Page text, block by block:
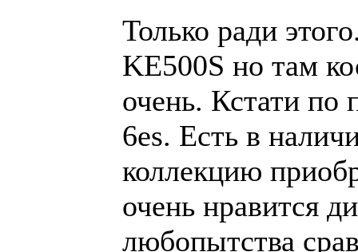
Только ради
KE500S но там
очень. Кстати по
6es. Есть в
коллекцию
очень нравится
любопытства